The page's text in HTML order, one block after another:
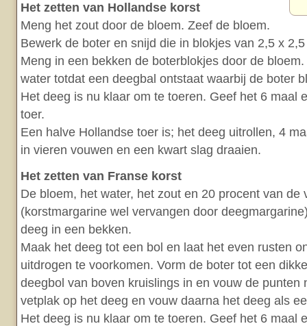
Het zetten van Hollandse korst
Meng het zout door de bloem. Zeef de bloem.
Bewerk de boter en snijd die in blokjes van 2,5 x
Meng in een bekken de boterblokjes door de
water totdat een deegbal ontstaat waarbij de boter
Het deeg is nu klaar om te toeren. Geef het 6 maal
toer.
Een halve Hollandse toer is; het deeg uitrollen, 4
in vieren vouwen en een kwart slag draaien.
Het zetten van Franse korst
De bloem, het water, het zout en 20 procent van de
(korstmargarine wel vervangen door
deeg in een bekken.
Maak het deeg tot een bol en laat het even rusten
uitdrogen te voorkomen. Vorm de boter tot een
deegbol van boven kruislings in en vouw de punten
vetplak op het deeg en vouw daarna het deeg als
Het deeg is nu klaar om te toeren. Geef het 6 maal